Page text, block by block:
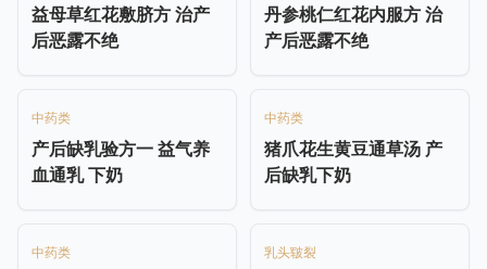
益母草红花敷脐方 治产
后恶露不绝
丹参桃仁红花内服方 治
产后恶露不绝
中药类
产后缺乳验方一 益气养
血通乳 下奶
中药类
猪爪花生黄豆通草汤 产
后缺乳下奶
中药类 乳头皲裂